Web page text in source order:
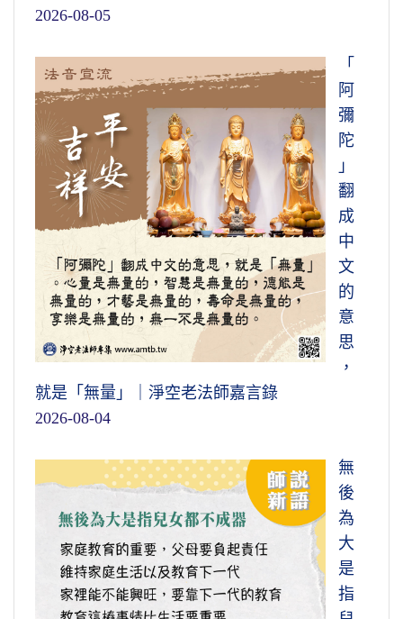
2026-08-05
「
阿
彌
陀
」
翻
成
中
文
的
意
思
，
就是「無量」｜淨空老法師嘉言錄
2026-08-04
無
後
為
大
是
指